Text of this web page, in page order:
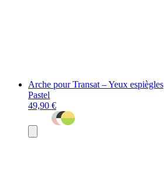
Arche pour Transat – Yeux espiègles
Pastel
49,90 €
au